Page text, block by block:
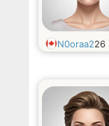
N0oraa226